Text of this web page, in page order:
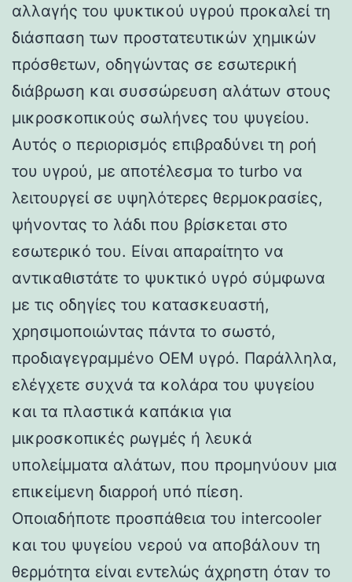
αλλαγής του ψυκτικού υγρού προκαλεί τη
διάσπαση των προστατευτικών χημικών
πρόσθετων, οδηγώντας σε εσωτερική
διάβρωση και συσσώρευση αλάτων στους
μικροσκοπικούς σωλήνες του ψυγείου.
Αυτός ο περιορισμός επιβραδύνει τη ροή
του υγρού, με αποτέλεσμα το turbo να
λειτουργεί σε υψηλότερες θερμοκρασίες,
ψήνοντας το λάδι που βρίσκεται στο
εσωτερικό του. Είναι απαραίτητο να
αντικαθιστάτε το ψυκτικό υγρό σύμφωνα
με τις οδηγίες του κατασκευαστή,
χρησιμοποιώντας πάντα το σωστό,
προδιαγεγραμμένο OEM υγρό. Παράλληλα,
ελέγχετε συχνά τα κολάρα του ψυγείου
και τα πλαστικά καπάκια για
μικροσκοπικές ρωγμές ή λευκά
υπολείμματα αλάτων, που προμηνύουν μια
επικείμενη διαρροή υπό πίεση.
Οποιαδήποτε προσπάθεια του intercooler
και του ψυγείου νερού να αποβάλουν τη
θερμότητα είναι εντελώς άχρηστη όταν το